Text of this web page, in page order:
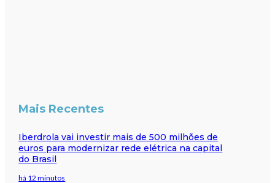
Mais Recentes
Iberdrola vai investir mais de 500 milhões de
euros para modernizar rede elétrica na capital
do Brasil
há 12 minutos